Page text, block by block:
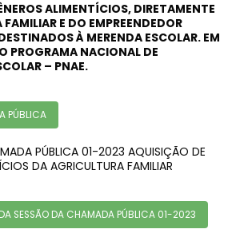
ALIMENTÍCIOS, DIRETAMENTE
E DO EMPREENDEDOR
À MERENDA ESCOLAR. EM
PROGRAMA NACIONAL DE
– PNAE.
PÚBLICA
PÚBLICA 01-2023 AQUISIÇÃO DE
DA AGRICULTURA FAMILIAR
SESSÃO DA CHAMADA PÚBLICA 01-2023